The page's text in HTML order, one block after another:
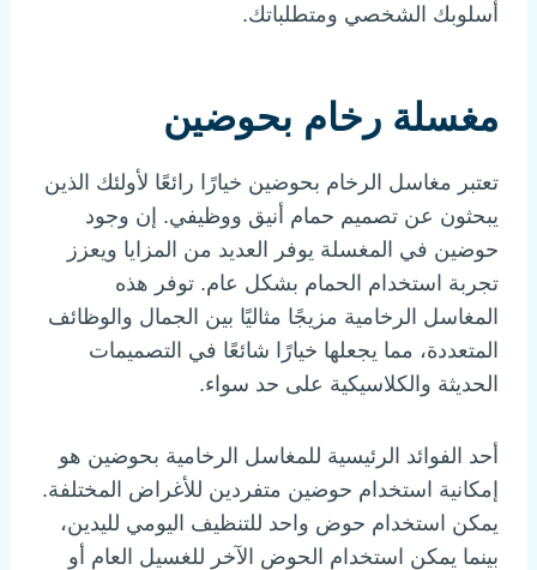
أسلوبك الشخصي ومتطلباتك.
مغسلة رخام بحوضين
تعتبر مغاسل الرخام بحوضين خيارًا رائعًا لأولئك الذين
يبحثون عن تصميم حمام أنيق ووظيفي. إن وجود
حوضين في المغسلة يوفر العديد من المزايا ويعزز
تجربة استخدام الحمام بشكل عام. توفر هذه
المغاسل الرخامية مزيجًا مثاليًا بين الجمال والوظائف
المتعددة، مما يجعلها خيارًا شائعًا في التصميمات
الحديثة والكلاسيكية على حد سواء.
أحد الفوائد الرئيسية للمغاسل الرخامية بحوضين هو
إمكانية استخدام حوضين متفردين للأغراض المختلفة.
يمكن استخدام حوض واحد للتنظيف اليومي لليدين،
بينما يمكن استخدام الحوض الآخر للغسيل العام أو